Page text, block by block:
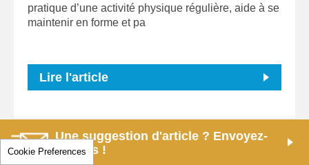
pratique d’une activité physique régulière, aide à se
maintenir en forme et pa
Lire l'article
Une suggestion d'article ? Envoyez-
la nous !
Cookie Preferences